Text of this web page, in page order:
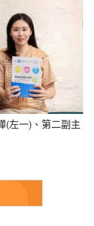
(左一)、第二副主